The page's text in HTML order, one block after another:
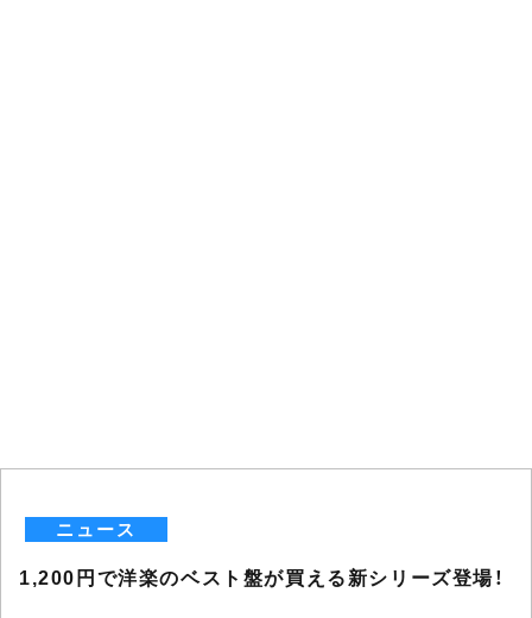
ニュース
1,200円で洋楽のベスト盤が買える新シリーズ登場！